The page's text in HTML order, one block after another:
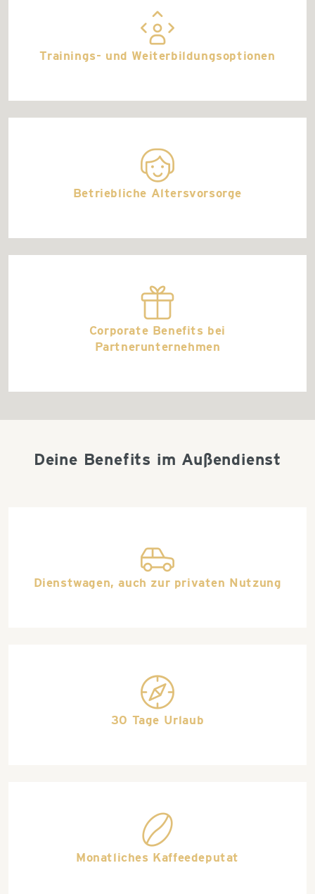
career
Trainings- und Weiterbildungsoptionen
all_around_happy
Betriebliche Altersvorsorge
gift_wrap
Corporate Benefits bei
Partnerunternehmen
Deine Benefits im Außendienst
car
Dienstwagen, auch zur privaten Nutzung
travel_deals
30 Tage Urlaub
coffee
Monatliches Kaffeedeputat